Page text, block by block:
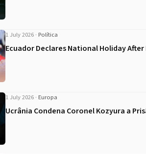
1 July 2026 · Política
Ecuador Declares National Holiday
1 July 2026 · Europa
Ucrânia Condena Coronel Kozyura a